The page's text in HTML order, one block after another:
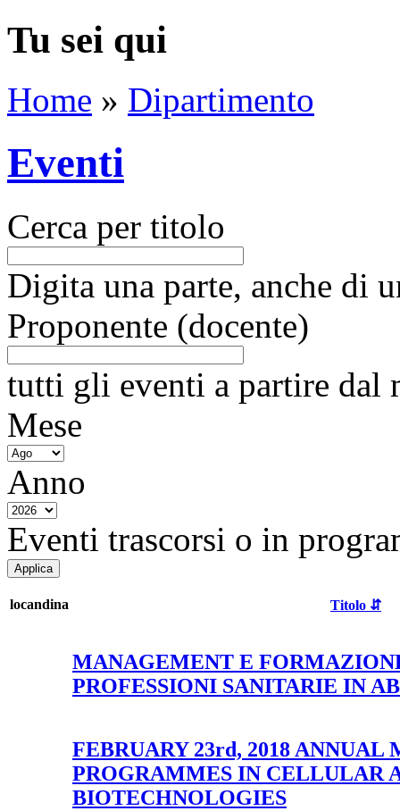
Tu sei qui
Home » Dipartimento
Eventi
Cerca per titolo
Digita una parte, anche di
Proponente (docente)
tutti gli eventi a partire dal
Mese
Anno
Eventi trascorsi o in
locandina Titolo ⇵
MANAGEMENT E
PROFESSIONI SANITARIE IN
FEBRUARY 23rd, 2018
PROGRAMMES IN CELLULAR
BIOTECHNOLOGIES